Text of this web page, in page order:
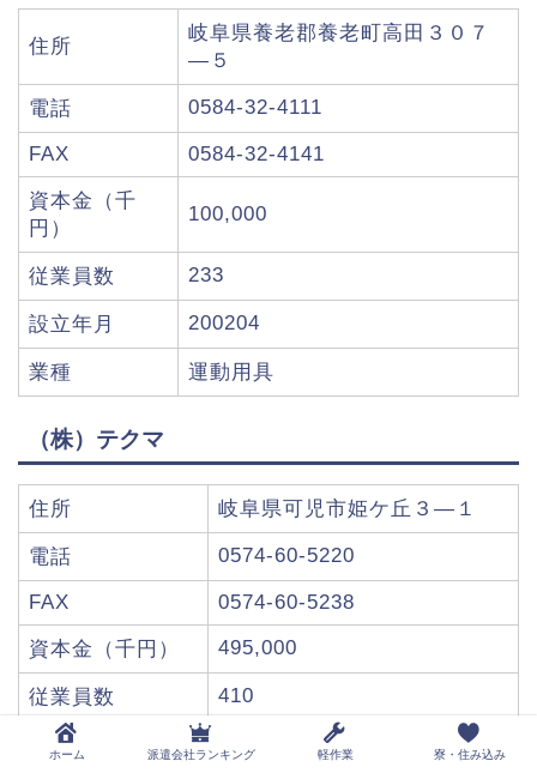
住所
岐阜県養老郡養老町高田３０７
―５
電話 0584-32-4111
FAX 0584-32-4141
資本金（千
円）
100,000
従業員数 233
設立年月 200204
業種 運動用具
（株）テクマ
住所 岐阜県可児市姫ケ丘３―１
電話 0574-60-5220
FAX 0574-60-5238
資本金（千円） 495,000
従業員数 410
設立年月 199807
ホーム 派遣会社ランキング 軽作業 寮・住み込み